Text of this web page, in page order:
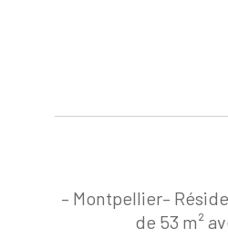
– Montpellier–
de 53 m²